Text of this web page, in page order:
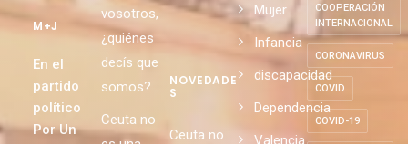
M+J
En el
partido
político
Por Un
vosotros,
¿quiénes
decís que
somos?
Ceuta no
NOVEDADE
S
Ceuta no
Mujer
Infancia
discapacidad
Dependencia
Valencia
COOPERACIÓN
INTERNACIONAL
CORONAVIRUS
COVID
COVID-19